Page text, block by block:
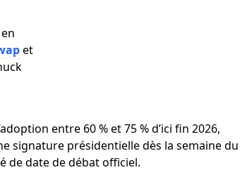
et
entre 60 % et 75 % d’ici fin 2026,
signature présidentielle dès la semaine du
de date de débat officiel.